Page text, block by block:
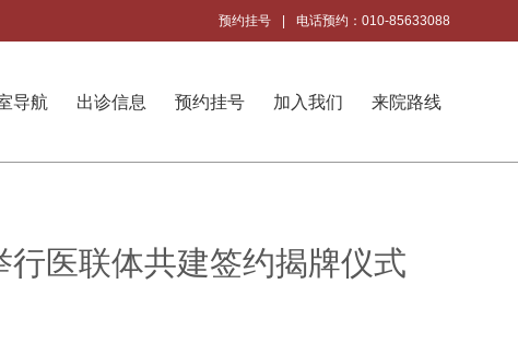
电话预约：010-85633088
预约挂号
导航 出诊信息 预约挂号 加入我们 来院路线
医联体共建签约揭牌仪式